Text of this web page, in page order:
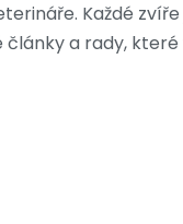
Každé zvíře
a rady,